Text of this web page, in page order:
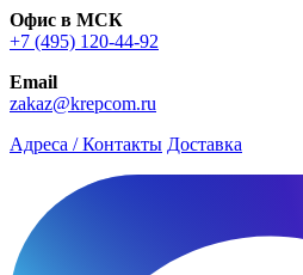
Офис в МСК
+7 (495) 120-44-92
Email
zakaz@krepcom.ru
Адреса / Контакты Доставка